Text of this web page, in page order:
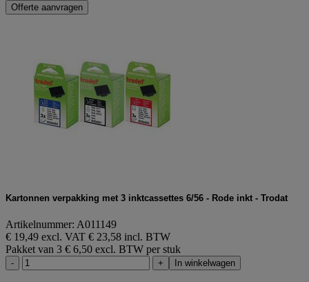
Offerte aanvragen
Kartonnen verpakking met 3 inktcassettes 6/56 - Rode inkt - Trodat
Artikelnummer: A011149
€ 19,49 excl. VAT € 23,58 incl. BTW
Pakket van 3 € 6,50 excl. BTW per stuk
- + In winkelwagen